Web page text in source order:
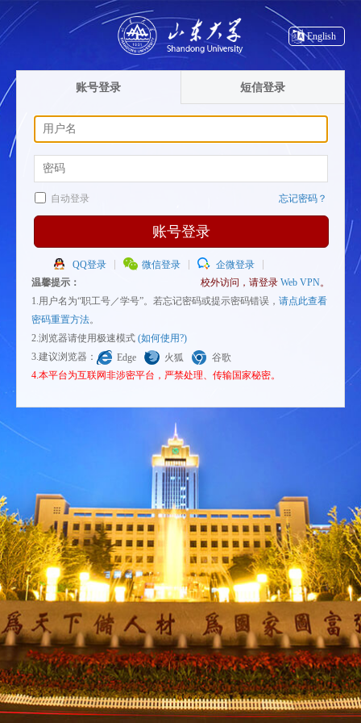
English
账号登录 短信登录
自动登录 忘记密码？
账号登录
QQ登录 微信登录
企微登录
温馨提示：
校外访问，请登录 Web VPN。
1.用户名为“职工号／学号”。若忘记密码或提示密码错误， 请点此查看
密码重置方法。
2.浏览器请使用极速模式 (如何使用?)
3.建议浏览器：
Edge 火狐
谷歌
4.本平台为互联网非涉密平台，严禁处理、传输国家秘密。